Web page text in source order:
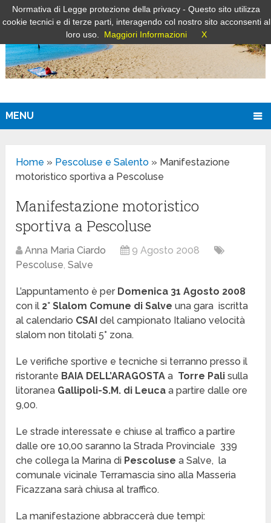
MENU
Home » Pescoluse e Salento » Manifestazione
motoristico sportiva a Pescoluse
Manifestazione motoristico
sportiva a Pescoluse
Anna Maria Ciardo
9 Agosto 2008
Pescoluse,Salve
L’appuntamento è per Domenica 31 Agosto 2008
con il 2° Slalom Comune di Salveuna gara iscritta
al calendario CSAI del campionato Italiano velocità
slalom non titolati 5° zona.
Le verifiche sportive e tecniche si terranno presso il
ristorante BAIA DELL’ARAGOSTA a Torre Pali sulla
litoranea Gallipoli-S.M. di Leucaa partire dalle ore
9,00.
Le strade interessate e chiuse al traffico a partire
dalle ore 10,00 saranno la Strada Provinciale 339
che collega la Marina di Pescoluse a Salve, la
comunale vicinale Terramascia sino alla Masseria
Ficazzana sarà chiusa al traffico.
La manifestazione abbraccerà due tempi:
Normativa di Legge protezione della privacy - Questo sito utilizza
cookie tecnici e di terze parti, interagendo col nostro sito acconsenti al
loro uso.
Maggiori Informazioni X